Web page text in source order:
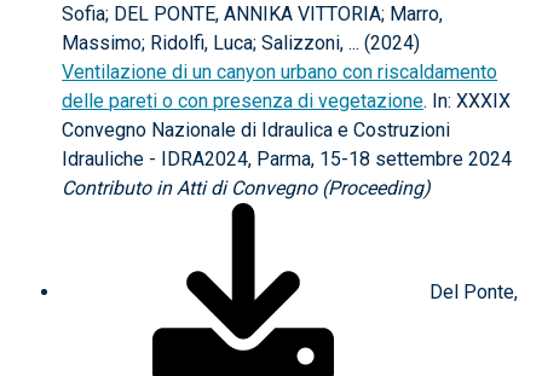
Sofia; DEL PONTE, ANNIKA VITTORIA; Marro,
Massimo; Ridolfi, Luca; Salizzoni, ... (2024)
Ventilazione di un canyon urbano con riscaldamento
delle pareti o con presenza di vegetazione. In: XXXIX
Convegno Nazionale di Idraulica e Costruzioni
Idrauliche - IDRA2024, Parma, 15-18 settembre 2024
Contributo in Atti di Convegno (Proceeding)
Del Ponte,